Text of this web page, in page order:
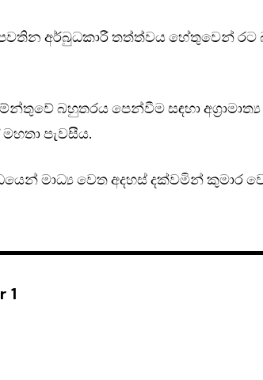
අර්බුධකාරී තත්ත්වය හේතුවෙන් රට
බහුතරය පෙන්වීම සඳහා
පැවසීය.
මාධ්‍ය වෙත අදහස් දක්වමින් කුමාර
1